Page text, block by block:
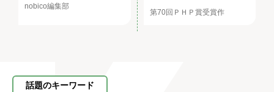
nobico編集部
第70回ＰＨＰ賞受賞作
話題のキーワード